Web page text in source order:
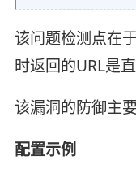
该问题检测点在
时返回的URL是
该漏洞的防御主
配置示例